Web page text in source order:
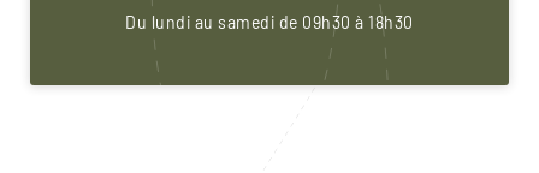
Du lundi au samedi de 09h30 à 18h30